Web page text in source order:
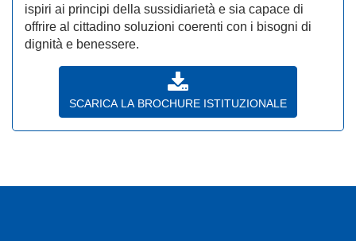
ispiri ai principi della sussidiarietà e sia capace di
offrire al cittadino soluzioni coerenti con i bisogni di
dignità e benessere.
SCARICA LA BROCHURE ISTITUZIONALE